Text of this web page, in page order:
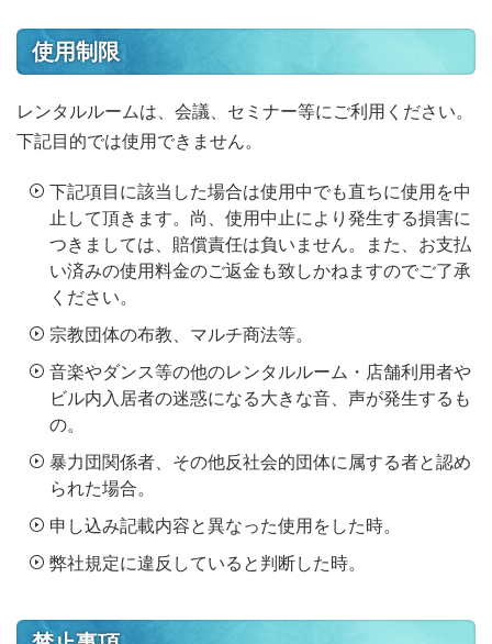
使用制限
レンタルルームは、会議、セミナー等にご利用ください。
下記目的では使用できません。
下記項目に該当した場合は使用中でも直ちに使用を中
止して頂きます。尚、使用中止により発生する損害に
つきましては、賠償責任は負いません。また、お支払
い済みの使用料金のご返金も致しかねますのでご了承
ください。
宗教団体の布教、マルチ商法等。
音楽やダンス等の他のレンタルルーム・店舗利用者や
ビル内入居者の迷惑になる大きな音、声が発生するも
の。
暴力団関係者、その他反社会的団体に属する者と認め
られた場合。
申し込み記載内容と異なった使用をした時。
弊社規定に違反していると判断した時。